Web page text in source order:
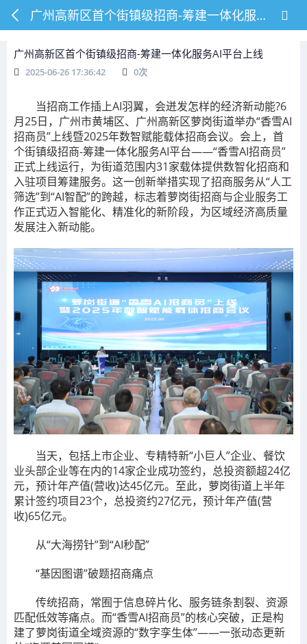
广州高新区首个街镇级招商-筹建一体化服务AI平台上线
广州高新区首个街镇级招商-筹建一体化服务AI平台上线
2025-06-26 17:36:42 0次
当招商工作插上AI羽翼，会迸发怎样的经济新动能?6
月25日，广州市黄埔区、广州高新区萝岗街道举办“香雪AI
招商员”上线暨2025年数智赋能载体招商会议。会上，首
个街镇级招商-筹建一体化服务AI平台——“香雪AI招商员”
正式上线运行，为街道范围内31家载体提供数智化招商和
入驻项目筹建服务。这一创新举措实现了招商服务从“人工
筛选”到“AI智配”的跨越，标志着萝岗街招商与企业服务工
作正式迈入智能化、精准化的新阶段，为区域经济高质量
发展注入新动能。
当天，包括上市企业、专精特新“小巨人”企业、餐饮
业头部企业等在内的14家企业成功签约，总投资额超24亿
元，预计年产值(营收)达45亿元。至此，萝岗街道上半年
累计签约项目23个，总投资约27亿元，预计年产值(营
收)65亿元。
从“大海捞针”到“AI秒配”
“基因图谱”破题招商痛点
传统招商，常囿于信息碎片化、服务链条割裂、资源
匹配低效等痛点。而“香雪AI招商员”的核心突破，正是构
建了萝岗街道全域资源的“数字孪生体”——一张动态更新